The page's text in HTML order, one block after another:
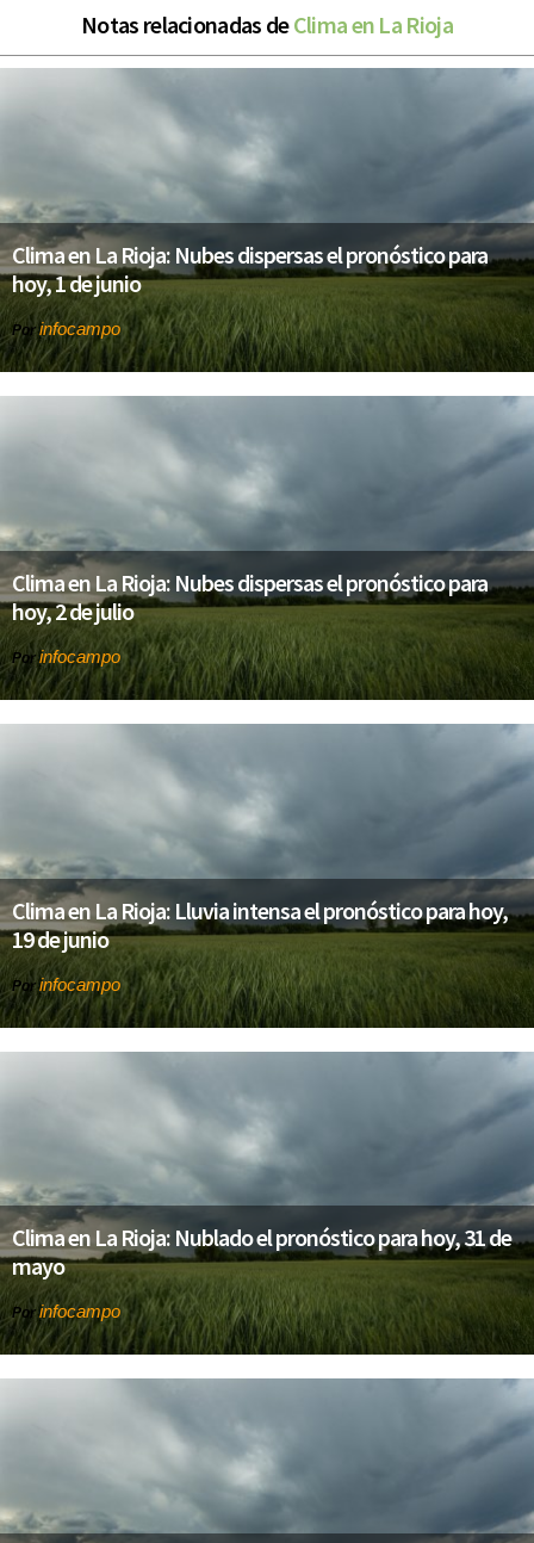
Notas relacionadas deClima en La Rioja
Clima en La Rioja: Nubes dispersas el pronóstico para
hoy, 1 de junio
Porinfocampo
Clima en La Rioja: Nubes dispersas el pronóstico para
hoy, 2 de julio
Porinfocampo
Clima en La Rioja: Lluvia intensa el pronóstico para hoy,
19 de junio
Porinfocampo
Clima en La Rioja: Nublado el pronóstico para hoy, 31 de
mayo
Porinfocampo